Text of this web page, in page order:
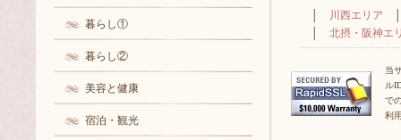
暮らし①
暮らし②
美容と健康
宿泊・観光
川西エリア
北摂・阪神エ
当
ル
で
利